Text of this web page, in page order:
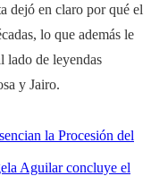
dejó en claro por qué el
lo que además le
lado de leyendas
y Jairo.
la Procesión del
Aguilar concluye el